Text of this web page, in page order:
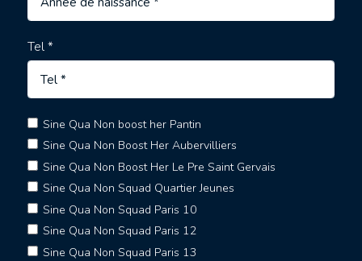
Tel *
Sine Qua Non boost her Pantin
Sine Qua Non Boost Her Aubervilliers
Sine Qua Non Boost Her Le Pre Saint Gervais
Sine Qua Non Squad Quartier Jeunes
Sine Qua Non Squad Paris 10
Sine Qua Non Squad Paris 12
Sine Qua Non Squad Paris 13